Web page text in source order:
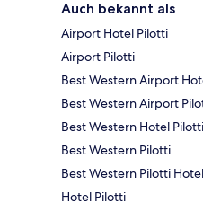
Auch bekannt als
Airport Hotel Pilotti
Airport Pilotti
Best Western Airport
Best Western Airport
Best Western Hotel Pilotti
Best Western Pilotti
Best Western Pilotti Hotel
Hotel Pilotti